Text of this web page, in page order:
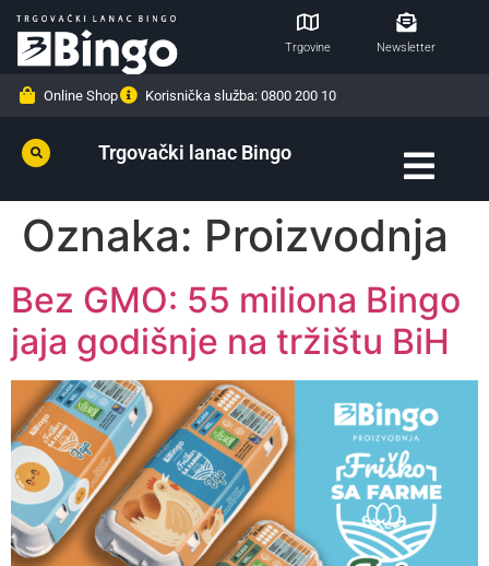
Trgovine Newsletter
Online Shop Korisnička služba: 0800 200 10
Trgovački lanac Bingo
Oznaka: Proizvodnja
Bez GMO: 55 miliona Bingo
jaja godišnje na tržištu BiH